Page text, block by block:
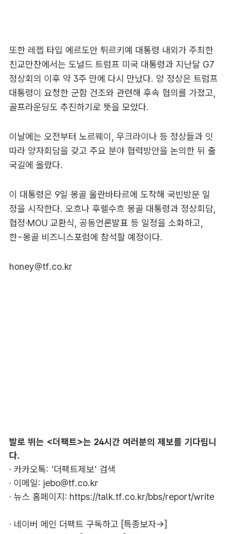
또한 레젭 타입 에르도안 튀르키예 대통령 내외가 주최한
친교만찬에서는 도널드 트럼프 미국 대통령과 지난달 G7
정상회의 이후 약 3주 만에 다시 만났다. 양 정상은 트럼프
대통령이 요청한 군함 건조와 관련해 후속 협의를 가졌고,
골프라운딩도 추진하기로 뜻을 모았다.
이날에는 오전부터 노르웨이, 우크라이나 등 정상들과 잇
따라 양자회담을 갖고 주요 분야 협력방안을 논의한 뒤 출
국길에 올랐다.
이 대통령은 9일 몽골 울란바타르에 도착해 국빈방문 일
정을 시작한다. 오흐나 후렐수흐 몽골 대통령과 정상회담,
협정·MOU 교환식, 공동언론발표 등 일정을 소화하고,
한-몽골 비즈니스포럼에 참석할 예정이다.
honey@tf.co.kr
발로 뛰는 <더팩트>는 24시간 여러분의 제보를 기다립니
다.
· 카카오톡: '더팩트제보' 검색
· 이메일: jebo@tf.co.kr
· 뉴스 홈페이지: https://talk.tf.co.kr/bbs/report/write
· 네이버 메인 더팩트 구독하고 [특종보자→]